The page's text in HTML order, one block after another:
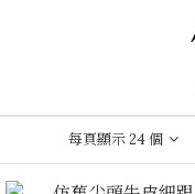
每頁顯示 24 個